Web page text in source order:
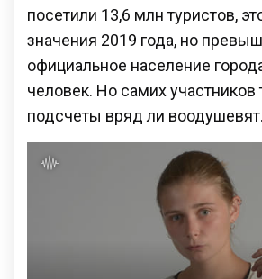
посетили 13,6 млн туристов,
значения 2019 года, но
официальное население
человек. Но самих участников
подсчеты вряд ли воодушевят.